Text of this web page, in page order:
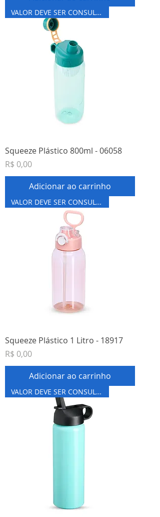
VALOR DEVE SER CONSULTADO
Squeeze Plástico 800ml - 06058
Preço
R$ 0,00
Adicionar ao carrinho
VALOR DEVE SER CONSULTADO
Squeeze Plástico 1 Litro - 18917
Preço
R$ 0,00
Adicionar ao carrinho
VALOR DEVE SER CONSULTADO